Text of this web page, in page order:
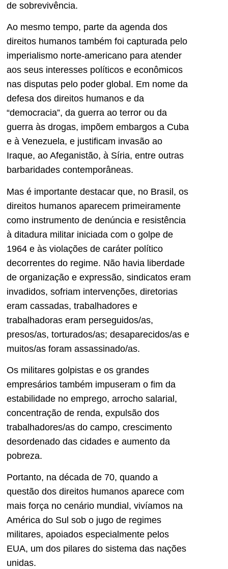
de sobrevivência.
Ao mesmo tempo, parte da agenda dos
direitos humanos também foi capturada pelo
imperialismo norte-americano para atender
aos seus interesses políticos e econômicos
nas disputas pelo poder global. Em nome da
defesa dos direitos humanos e da
“democracia”, da guerra ao terror ou da
guerra às drogas, impõem embargos a Cuba
e à Venezuela, e justificam invasão ao
Iraque, ao Afeganistão, à Síria, entre outras
barbaridades contemporâneas.
Mas é importante destacar que, no Brasil, os
direitos humanos aparecem primeiramente
como instrumento de denúncia e resistência
à ditadura militar iniciada com o golpe de
1964 e às violações de caráter político
decorrentes do regime. Não havia liberdade
de organização e expressão, sindicatos eram
invadidos, sofriam intervenções, diretorias
eram cassadas, trabalhadores e
trabalhadoras eram perseguidos/as,
presos/as, torturados/as; desaparecidos/as e
muitos/as foram assassinado/as.
Os militares golpistas e os grandes
empresários também impuseram o fim da
estabilidade no emprego, arrocho salarial,
concentração de renda, expulsão dos
trabalhadores/as do campo, crescimento
desordenado das cidades e aumento da
pobreza.
Portanto, na década de 70, quando a
questão dos direitos humanos aparece com
mais força no cenário mundial, vivíamos na
América do Sul sob o jugo de regimes
militares, apoiados especialmente pelos
EUA, um dos pilares do sistema das nações
unidas.